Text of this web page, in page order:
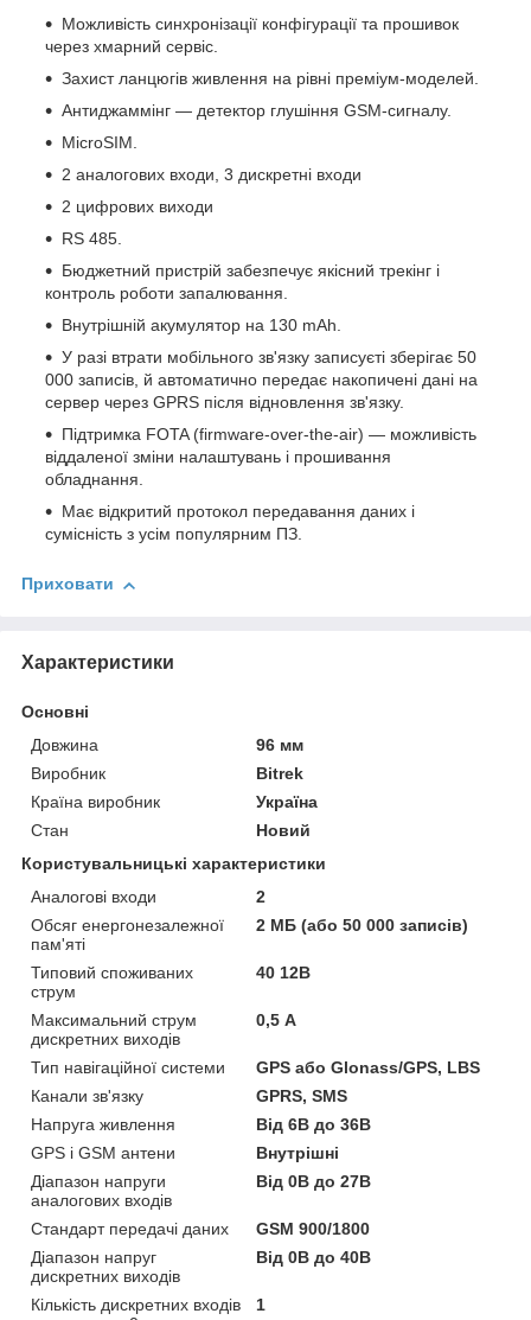
Можливість синхронізації конфігурації та прошивок
через хмарний сервіс.
Захист ланцюгів живлення на рівні преміум-моделей.
Антиджаммінг — детектор глушіння GSM-сигналу.
MicroSIM.
2 аналогових входи, 3 дискретні входи
2 цифрових виходи
RS 485.
Бюджетний пристрій забезпечує якісний трекінг і
контроль роботи запалювання.
Внутрішній акумулятор на 130 mAh.
У разі втрати мобільного зв'язку записуєті зберігає 50
000 записів, й автоматично передає накопичені дані на
сервер через GPRS після відновлення зв'язку.
Підтримка FOTA (firmware-over-the-air) — можливість
віддаленої зміни налаштувань і прошивання
обладнання.
Має відкритий протокол передавання даних і
сумісність з усім популярним ПЗ.
Приховати
Характеристики
Основні
Довжина
96 мм
Виробник
Bitrek
Країна виробник
Україна
Стан
Новий
Користувальницькі характеристики
Аналогові входи
2
Обсяг енергонезалежної
пам'яті
2 МБ (або 50 000 записів)
Типовий споживаних
струм
40 12В
Максимальний струм
дискретних виходів
0,5 А
Тип навігаційної системи
GPS або Glonass/GPS, LBS
Канали зв'язку
GPRS, SMS
Напруга живлення
Від 6В до 36В
GPS і GSM антени
Внутрішні
Діапазон напруги
аналогових входів
Від 0В до 27В
Стандарт передачі даних
GSM 900/1800
Діапазон напруг
дискретних виходів
Від 0В до 40В
Кількість дискретних входів
1